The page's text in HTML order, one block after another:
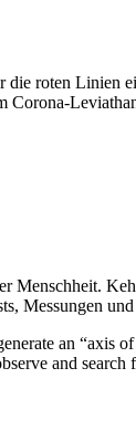
roten Linien
Corona-
Menschheit.
Messungen
an “axis
and search